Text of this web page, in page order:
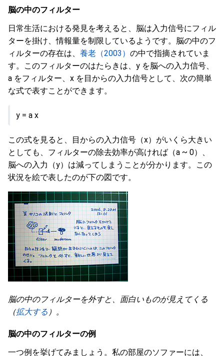
脳の中のフィルター
日常生活における発見を考えると、脳は入力信号にフィル
ターを掛け、情報量を制限しているようです。脳の中のフ
ィルターの存在は、 養老（2003） の中で指摘されていま
す。このフィルターのはたらきは、y を脳への入力信号、
a をフィルター、x を目からの入力信号として、次の簡単
な式で表すことができます。
y = a x
この式を見ると、目からの入力信号（x）がいくら大きい
としても、フィルターの除去効率が高ければ（a ~ 0）、
脳への入力（y）は減ってしまうことが分かります。この
状況を絵で表したのが下の図です。
脳の中のフィルターを外すと、面白いものが見えてくる
（拡大する ）。
脳の中のフィルターの例
一つ例を挙げてみましょう。私の部屋のソファーには、